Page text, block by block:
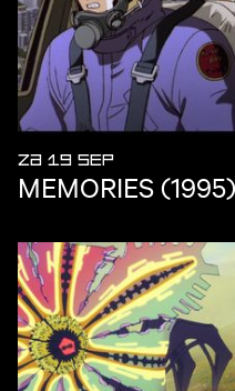
ZA 19 SEP
MEMORIES (1995)